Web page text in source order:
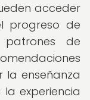
acceder
progreso de
patrones de
la enseñanza
experiencia